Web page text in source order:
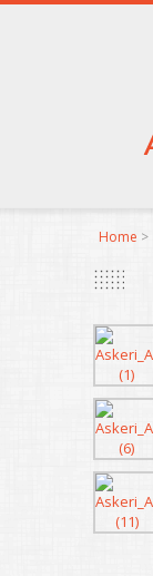
Home >